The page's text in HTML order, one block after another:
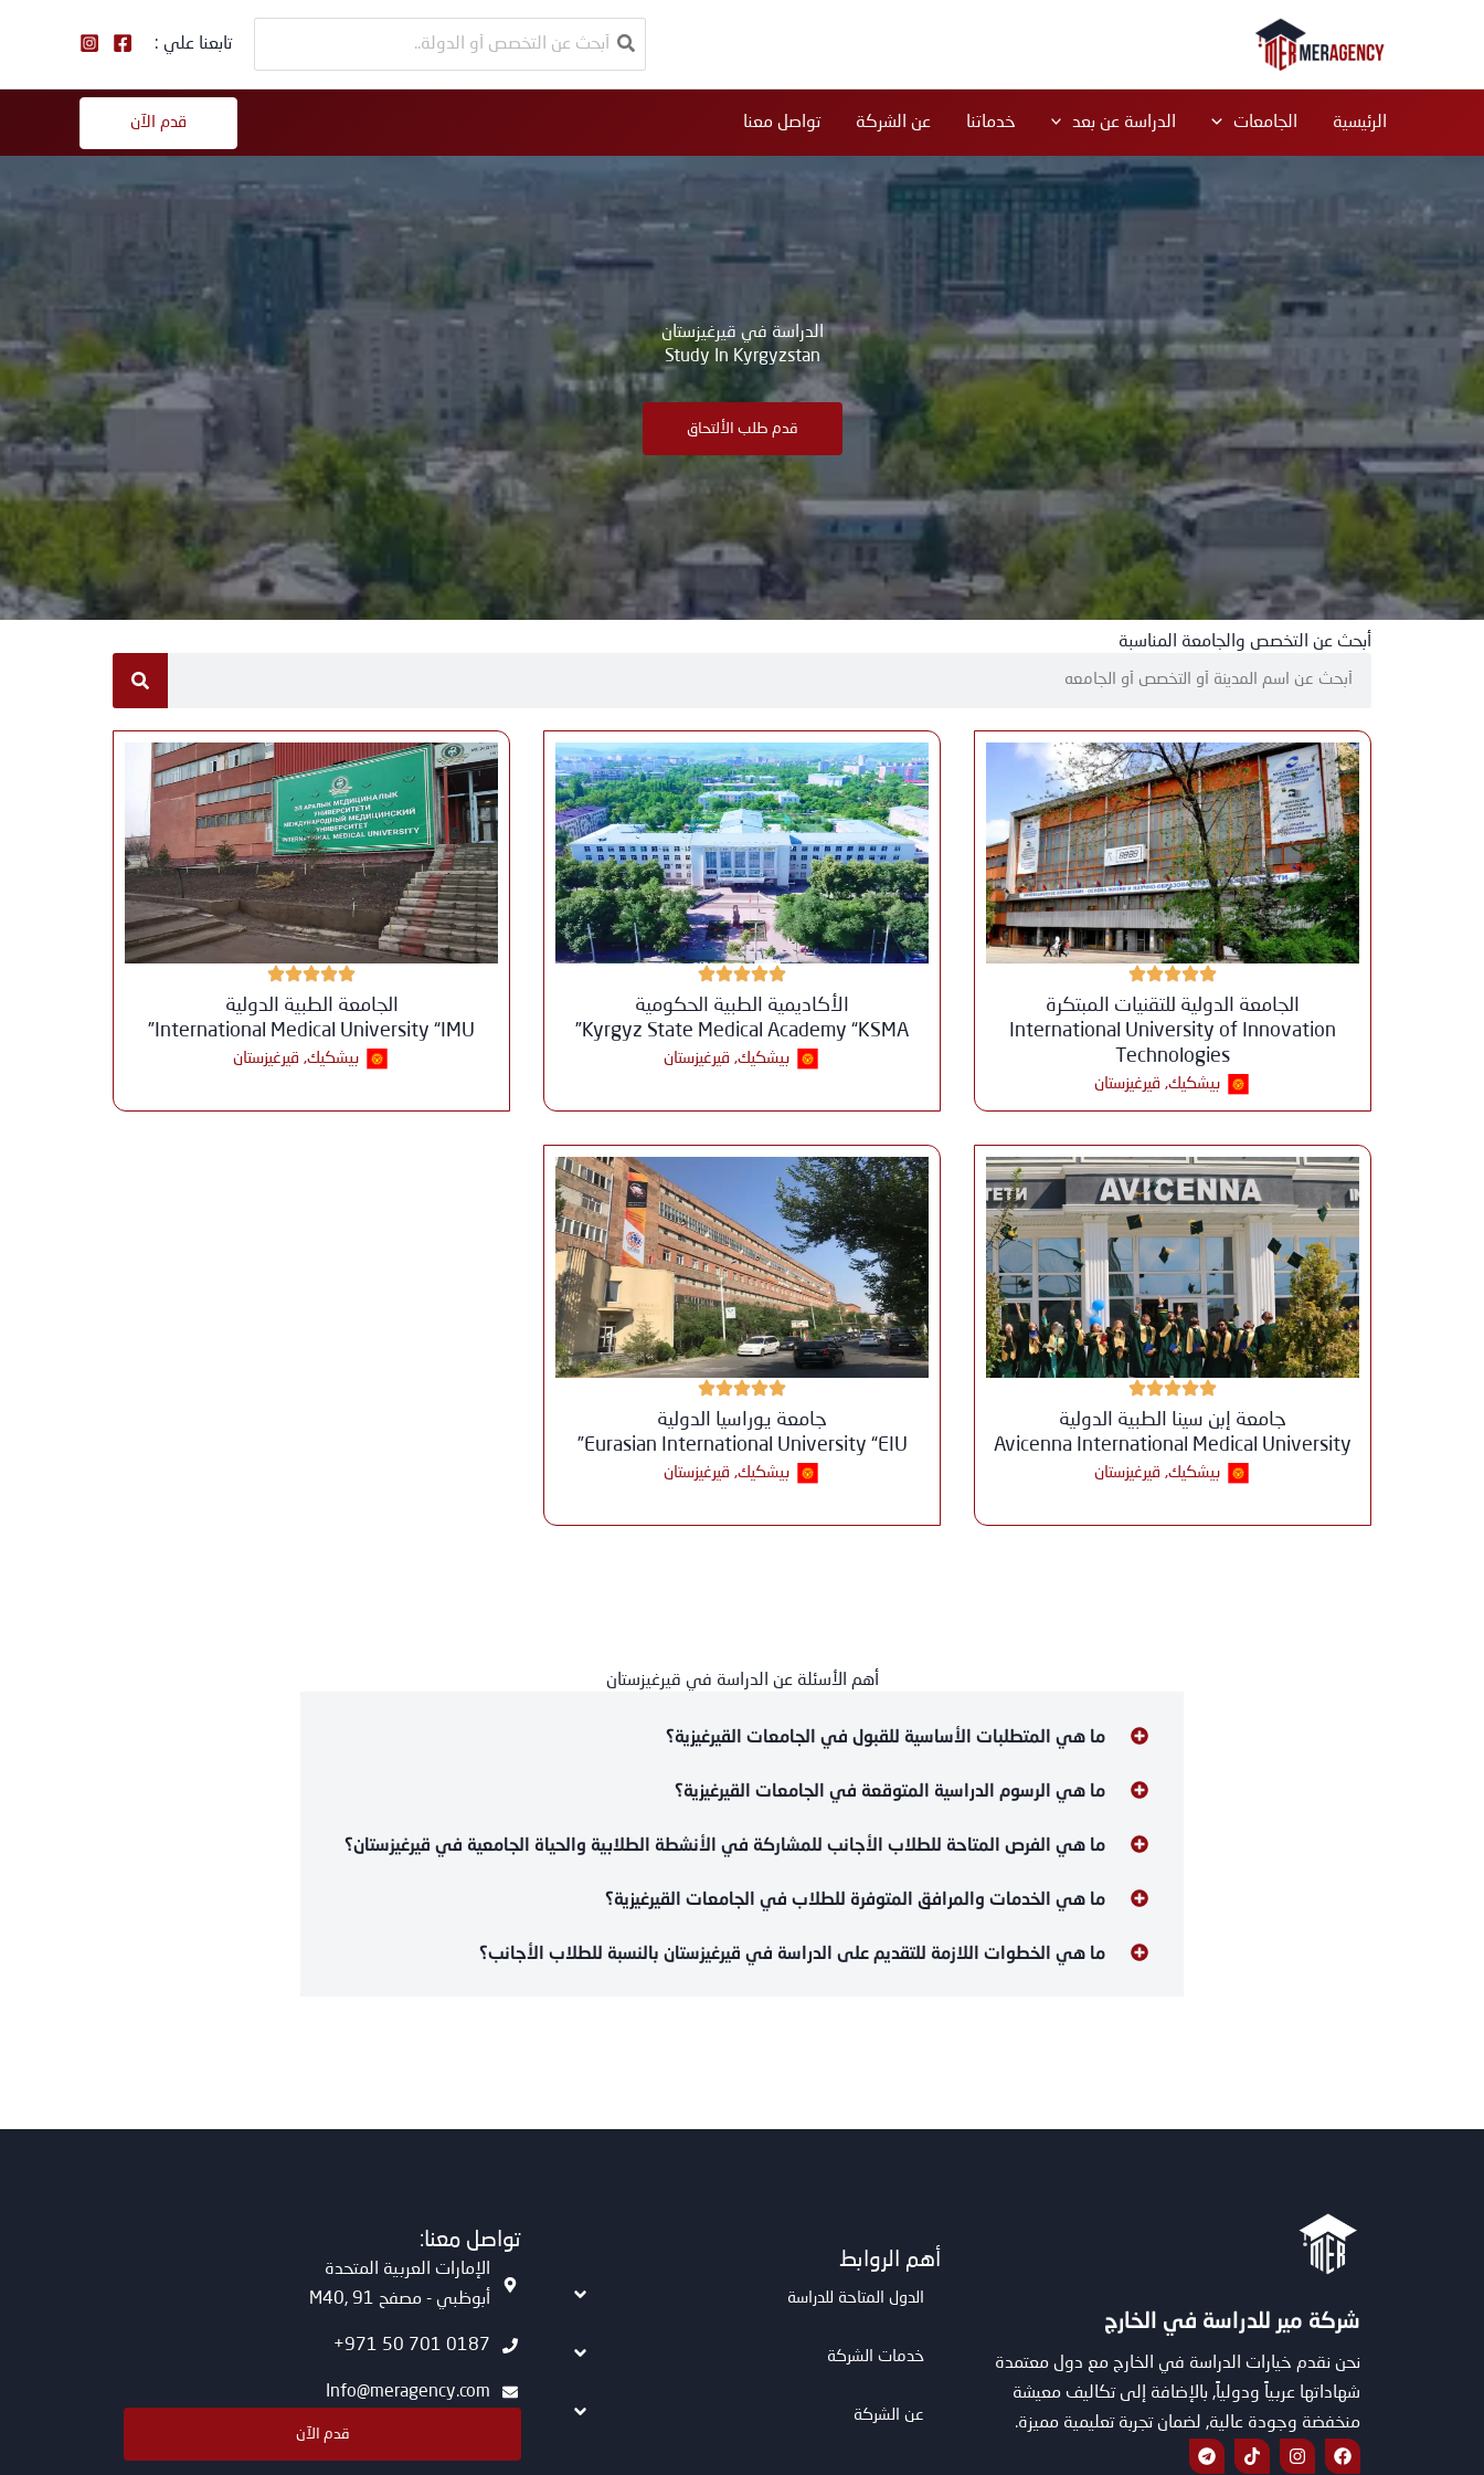
عن:
تابعنا علي :
الرئيسية الجامعات الدراسة عن بعد خدماتنا عن الشركة تواصل معنا قدم الآن
الدراسة في قيرغيزستان
Study In Kyrgyzstan
قدم طلب الألتحاق
أبحث عن التخصص والجامعة المناسبة
الجامعة الدولية للتقنيات المبتكرة
International University of Innovation
Technologies
بيشكيك, قيرغيزستان
الأكاديمية الطبية الحكومية
Kyrgyz State Medical Academy “KSMA”
بيشكيك, قيرغيزستان
الجامعة الطبية الدولية
International Medical University “IMU”
بيشكيك, قيرغيزستان
جامعة إبن سينا ​​الطبية الدولية
Avicenna International Medical University
بيشكيك, قيرغيزستان
جامعة يوراسيا الدولية
Eurasian International University “EIU”
بيشكيك, قيرغيزستان
أهم الأسئلة عن الدراسة في قيرغيزستان
ما هي المتطلبات الأساسية للقبول في الجامعات القيرغيزية؟
ما هي الرسوم الدراسية المتوقعة في الجامعات القيرغيزية؟
ما هي الفرص المتاحة للطلاب الأجانب للمشاركة في الأنشطة الطلابية والحياة الجامعية في قيرغيزستان؟
ما هي الخدمات والمرافق المتوفرة للطلاب في الجامعات القيرغيزية؟
ما هي الخطوات اللازمة للتقديم على الدراسة في قيرغيزستان بالنسبة للطلاب الأجانب؟
شركة مير للدراسة في الخارج
نحن نقدم خيارات الدراسة في الخارج مع دول معتمدة
شهاداتها عربياً ودولياً, بالإضافة إلى تكاليف معيشة
منخفضة وجودة عالية, لضمان تجربة تعليمية مميزة.
F
a
I
n
T
i
T
e
أهم الروابط
الدول المتاحة للدراسة
خدمات الشركة
عن الشركة
تواصل معنا:
الإمارات العربية المتحدة
أبوظبي - مصفح M40, 91
0187 701 50 971+
Info@meragency.com
قدم الآن